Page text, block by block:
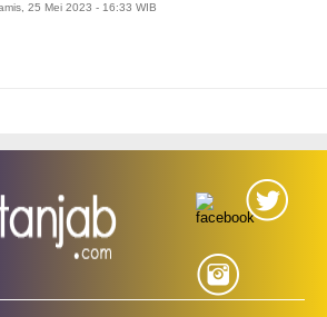
25 Mei 2023 - 16:33 WIB